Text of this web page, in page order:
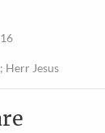
Herr Jesus